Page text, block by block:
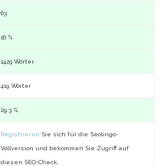
63
16 %
1429 Wörter
419 Wörter
29.3 %
Registrieren Sie sich für die Seolingo-
Vollversion und bekommen Sie Zugriff auf
diesen SEO-Check.